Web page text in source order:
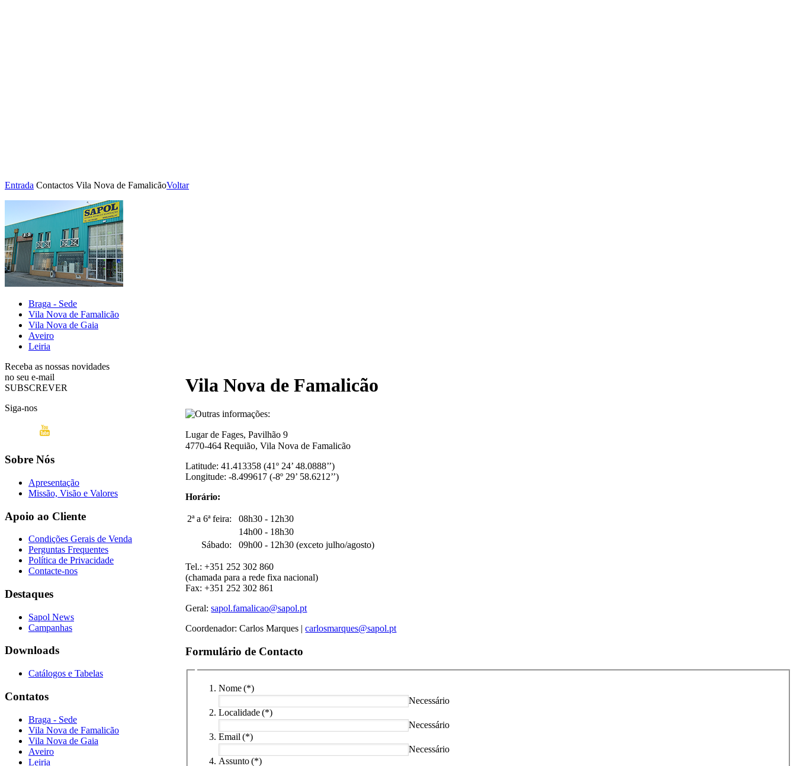
Entrada Contactos Vila Nova de FamalicãoVoltar
Braga - Sede
Vila Nova de Famalicão
Vila Nova de Gaia
Aveiro
Leiria
Vila Nova de Famalicão
Lugar de Fages, Pavilhão 9
4770-464 Requião, Vila Nova de Famalicão
Latitude: 41.413358 (41º 24’ 48.0888’’)
Longitude: -8.499617 (-8º 29’ 58.6212’’)
Horário:
2ª a 6ª feira:
08h30 - 12h30
14h00 - 18h30
Sábado:
09h00 - 12h30 (exceto julho/agosto)
Tel.: +351 252 302 860
(chamada para a rede fixa nacional)
Fax: +351 252 302 861
Geral:sapol.famalicao@sapol.pt
Coordenador: Carlos Marques |carlosmarques@sapol.pt
Formulário de Contacto
Nome (*)
Necessário
Localidade (*)
Necessário
Email (*)
Necessário
Assunto (*)
Receba as nossas novidades
no seu e-mail
SUBSCREVER
Siga-nos
Sobre Nós
Apresentação
Missão, Visão e Valores
Apoio ao Cliente
Condições Gerais de Venda
Perguntas Frequentes
Política de Privacidade
Contacte-nos
Destaques
Sapol News
Campanhas
Downloads
Catálogos e Tabelas
Contatos
Braga - Sede
Vila Nova de Famalicão
Vila Nova de Gaia
Aveiro
Leiria